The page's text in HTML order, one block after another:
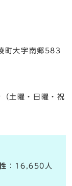
町大字南郷583
土曜・日曜・祝
：16,650人